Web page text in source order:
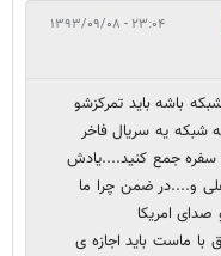
۲۳:۰۴ - ۱۳۹۳/۰۹/۰۸
باشه باید تمرکزشو
شبکه یه سریال فاخر
سفره جمع کنید....یادش
و....در ضمن چرا ما
امریکا
با ماست باید اجازه ی